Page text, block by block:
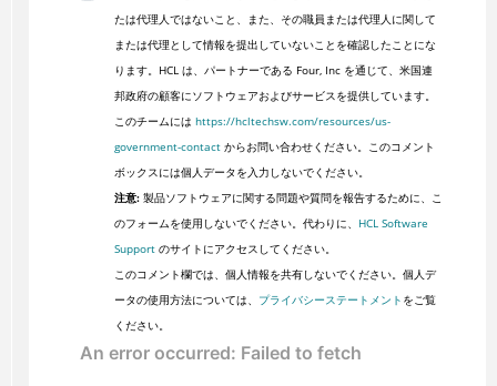
たは代理人ではないこと、また、その職員または代理人に関して
または代理として情報を提出していないことを確認したことにな
ります。HCL は、パートナーである Four, Inc を通じて、米国連
邦政府の顧客にソフトウェアおよびサービスを提供しています。
このチームには https://hcltechsw.com/resources/us-
government-contactからお問い合わせください。このコメント
ボックスには個人データを入力しないでください。
注意:製品ソフトウェアに関する問題や質問を報告するために、こ
のフォームを使用しないでください。代わりに、 HCL Software
Supportのサイトにアクセスしてください。
このコメント欄では、個人情報を共有しないでください。個人デ
ータの使用方法については、 プライバシーステートメント をご覧
ください。